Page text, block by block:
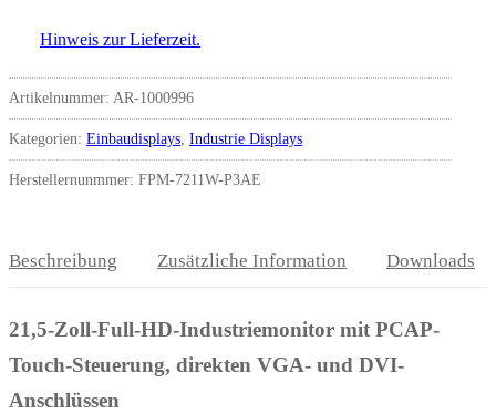
Hinweis zur Lieferzeit.
Artikelnummer: AR-1000996
Kategorien: Einbaudisplays Industrie Displays
Herstellernunmmer: FPM-7211W-P3AE
Beschreibung Zusätzliche Information Downloads
21,5-Zoll-Full-HD-Industriemonitor mit PCAP-
Touch-Steuerung, direkten VGA- und DVI-
Anschlüssen